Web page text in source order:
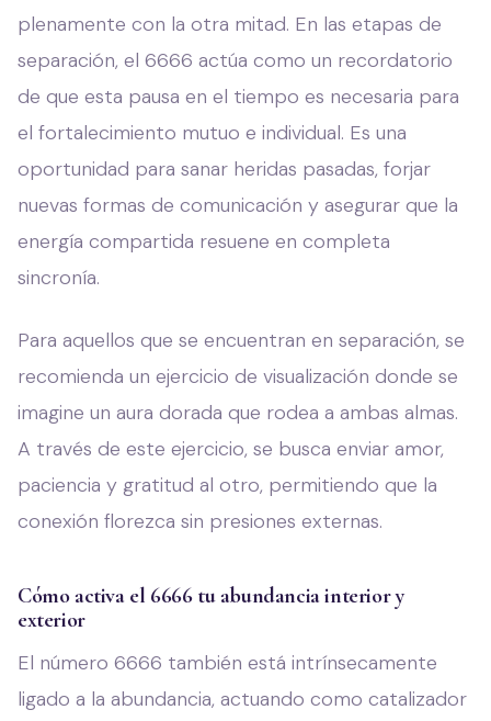
plenamente con la otra mitad. En las etapas de
separación, el 6666 actúa como un recordatorio
de que esta pausa en el tiempo es necesaria para
el fortalecimiento mutuo e individual. Es una
oportunidad para sanar heridas pasadas, forjar
nuevas formas de comunicación y asegurar que la
energía compartida resuene en completa
sincronía.
Para aquellos que se encuentran en separación, se
recomienda un ejercicio de visualización donde se
imagine un aura dorada que rodea a ambas almas.
A través de este ejercicio, se busca enviar amor,
paciencia y gratitud al otro, permitiendo que la
conexión florezca sin presiones externas.
Cómo activa el 6666 tu abundancia interior y
exterior
El número 6666 también está intrínsecamente
ligado a la abundancia, actuando como catalizador